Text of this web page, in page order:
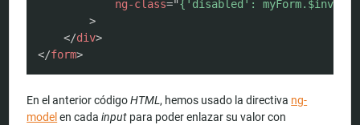
ng-class="{'disabled':
>
</div>
</form>
En el anterior códigoHTML , hemos usado la directiva ng-
model en cadainput para poder enlazar su valor con